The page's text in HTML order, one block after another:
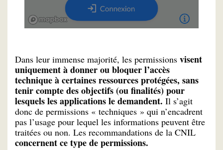
Dans leur immense majorité, les permissions visent
uniquement à donner ou bloquer l’accès
technique à certaines ressources protégées, sans
tenir compte des objectifs (ou finalités) pour
lesquels les applications le demandent. Il s’agit
donc de permissions « techniques » qui n’encadrent
pas l’usage pour lequel les informations peuvent être
traitées ou non. Les recommandations de la CNIL
concernent ce type de permissions.